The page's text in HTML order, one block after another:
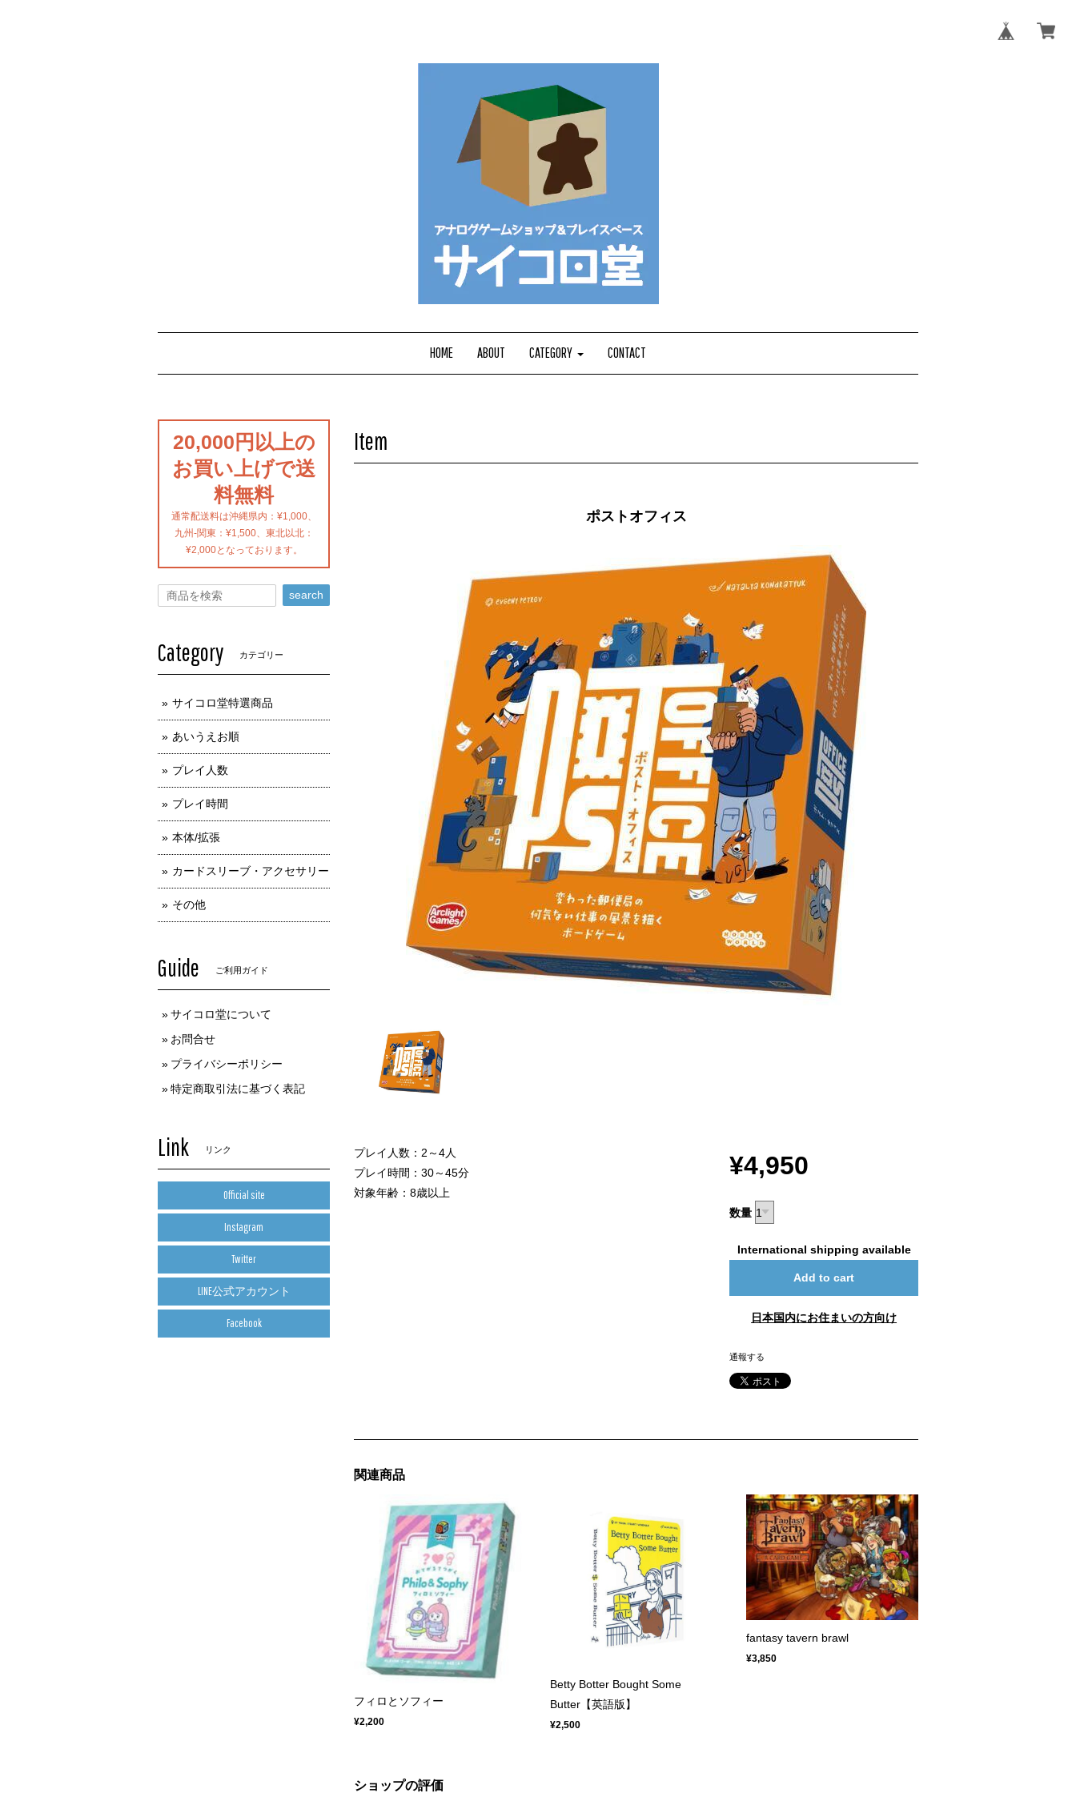
HOME ABOUT CATEGORY CONTACT
Item
ポストオフィス
プレイ人数：2～4人
プレイ時間：30～45分
対象年齢：8歳以上
¥4,950
数量
International shipping available
Add to cart
日本国内にお住まいの方向け
通報する
関連商品
フィロとソフィー
¥2,200
Betty Botter Bought Some
Butter【英語版】
¥2,500
fantasy tavern brawl
¥3,850
ショップの評価
20,000円以上の
お買い上げで送
料無料
通常配送料は沖縄県内：¥1,000、
九州-関東：¥1,500、東北以北：
¥2,000となっております。
search
Category カテゴリー
サイコロ堂特選商品
あいうえお順
プレイ人数
プレイ時間
本体/拡張
カードスリーブ・アクセサリー
その他
Guide ご利用ガイド
サイコロ堂について
お問合せ
プライバシーポリシー
特定商取引法に基づく表記
Link リンク
Official site
Instagram
Twitter
LINE公式アカウント
Facebook